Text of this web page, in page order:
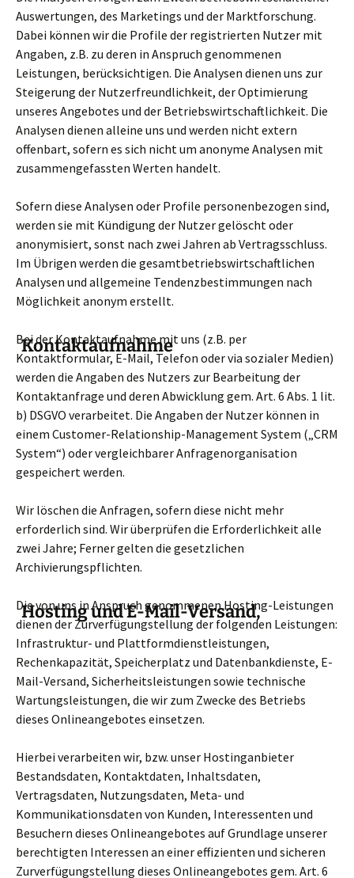
Auswertungen, des Marketings und der Marktforschung.
Dabei können wir die Profile der registrierten Nutzer mit
Angaben, z.B. zu deren in Anspruch genommenen
Leistungen, berücksichtigen. Die Analysen dienen uns zur
Steigerung der Nutzerfreundlichkeit, der Optimierung
unseres Angebotes und der Betriebswirtschaftlichkeit. Die
Analysen dienen alleine uns und werden nicht extern
offenbart, sofern es sich nicht um anonyme Analysen mit
zusammengefassten Werten handelt.
Sofern diese Analysen oder Profile personenbezogen sind,
werden sie mit Kündigung der Nutzer gelöscht oder
anonymisiert, sonst nach zwei Jahren ab Vertragsschluss.
Im Übrigen werden die gesamtbetriebswirtschaftlichen
Analysen und allgemeine Tendenzbestimmungen nach
Möglichkeit anonym erstellt.
Kontaktaufnahme
Bei der Kontaktaufnahme mit uns (z.B. per
Kontaktformular, E-Mail, Telefon oder via sozialer Medien)
werden die Angaben des Nutzers zur Bearbeitung der
Kontaktanfrage und deren Abwicklung gem. Art. 6 Abs. 1 lit.
b) DSGVO verarbeitet. Die Angaben der Nutzer können in
einem Customer-Relationship-Management System („CRM
System“) oder vergleichbarer Anfragenorganisation
gespeichert werden.
Wir löschen die Anfragen, sofern diese nicht mehr
erforderlich sind. Wir überprüfen die Erforderlichkeit alle
zwei Jahre; Ferner gelten die gesetzlichen
Archivierungspflichten.
Hosting und E-Mail-Versand,
Die von uns in Anspruch genommenen Hosting-Leistungen
dienen der Zurverfügungstellung der folgenden Leistungen:
Infrastruktur- und Plattformdienstleistungen,
Rechenkapazität, Speicherplatz und Datenbankdienste, E-
Mail-Versand, Sicherheitsleistungen sowie technische
Wartungsleistungen, die wir zum Zwecke des Betriebs
dieses Onlineangebotes einsetzen.
Hierbei verarbeiten wir, bzw. unser Hostinganbieter
Bestandsdaten, Kontaktdaten, Inhaltsdaten,
Vertragsdaten, Nutzungsdaten, Meta- und
Kommunikationsdaten von Kunden, Interessenten und
Besuchern dieses Onlineangebotes auf Grundlage unserer
berechtigten Interessen an einer effizienten und sicheren
Zurverfügungstellung dieses Onlineangebotes gem. Art. 6